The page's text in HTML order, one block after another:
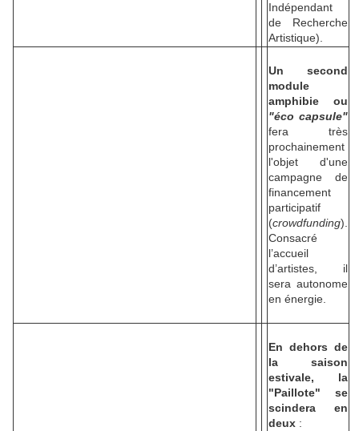
Indépendant
de Recherche
Artistique).
Un second
module
amphibie ou
"éco capsule"
fera très
prochainement
l'objet d'une
campagne de
financement
participatif
(crowdfunding).
Consacré
l’accueil
d’artistes, il
sera autonome
en énergie.
En dehors de
la saison
estivale, la
"Paillote" se
scindera en
deux :